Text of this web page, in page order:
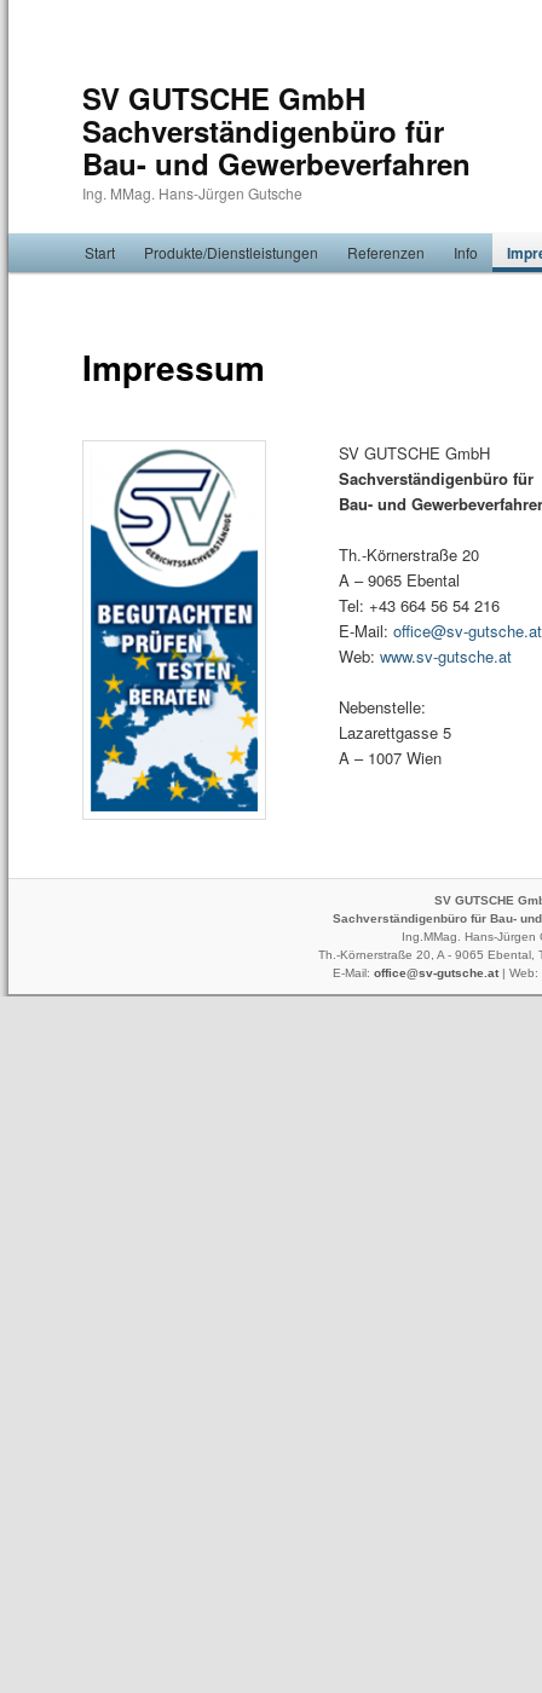
SV GUTSCHE GmbH
Sachverständigenbüro für
Bau- und Gewerbeverfahren
Ing. MMag. Hans-Jürgen Gutsche
Hauptmenü Zum Inhalt wechseln
Zum sekundären Inhalt wechseln
Start Produkte/Dienstleistungen Referenzen Info
Impressum
SV GUTSCHE GmbH
Sachverständigenbüro für
Bau- und
Th.-Körnerstraße 20
A – 9065 Ebental
Tel: +43 664 56 54 216
E-Mail: office@sv-gutsche.at
Web: www.sv-gutsche.at
Nebenstelle:
Lazarettgasse 5
A – 1007 Wien
SV GUTSCHE
Sachverständigenbüro für Bau-
Ing.MMag. Hans-Jürgen
Th.-Körnerstraße 20, A - 9065 Ebental,
E-Mail: office@sv-gutsche.at| Web: